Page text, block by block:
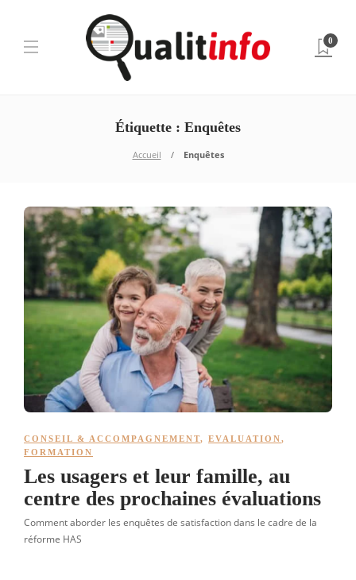
0
Étiquette : Enquêtes
Accueil Enquêtes
CONSEIL & ACCOMPAGNEMENT, EVALUATION,
FORMATION
Les usagers et leur famille, au
centre des prochaines évaluations
Comment aborder les enquêtes de satisfaction dans le cadre de la
réforme HAS